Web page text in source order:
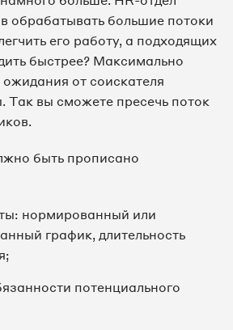
обрабатывать большие потоки
его работу, а подходящих
быстрее? Максимально
от соискателя
Так вы сможете пресечь поток
быть прописано
нормированный или
график, длительность
потенциального